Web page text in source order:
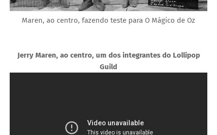
Maren, ao centro, fazendo teste para O Mágico de Oz
Jerry Maren, ao centro, um dos integrantes do Lollipop
Guild